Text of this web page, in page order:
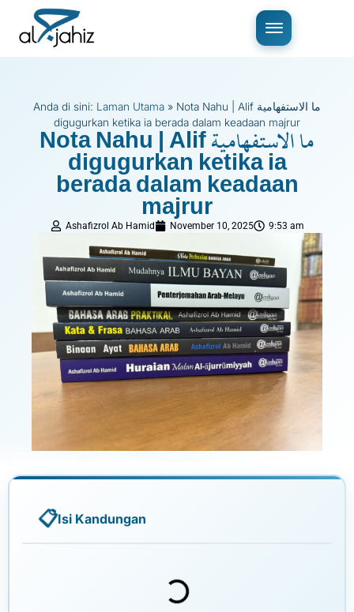
Anda di sini: Laman Utama » Nota Nahu | Alif ما الاستفهامية
digugurkan ketika ia berada dalam keadaan majrur
Nota Nahu | Alif ما الاستفهامية
digugurkan ketika ia
berada dalam keadaan
majrur
Ashafizrol Ab Hamid November 10, 2025 9:53 am
Isi Kandungan